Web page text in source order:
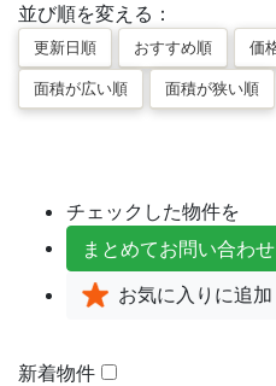
並び順を変える：
チェックした物件を
まとめてお問い合わせ
お気に入り に追加
新着物件